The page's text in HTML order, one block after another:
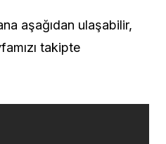
aşağıdan ulaşabilir,
takipte